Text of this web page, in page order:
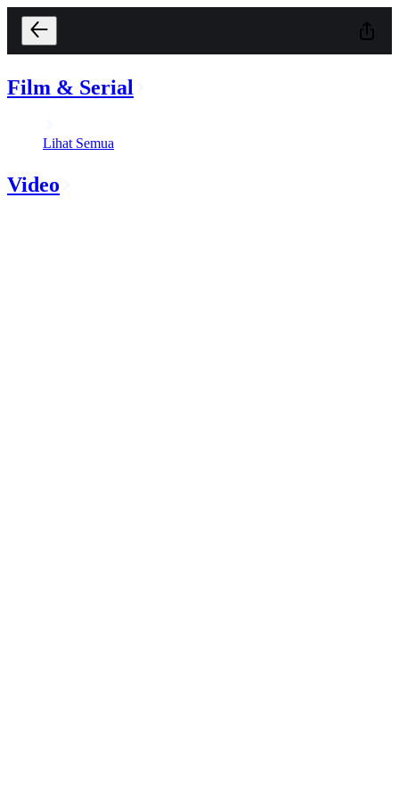
Film & Serial
Lihat Semua
Video